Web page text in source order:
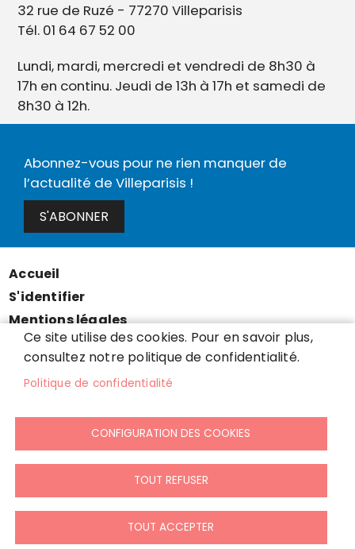
32 rue de Ruzé - 77270 Villeparisis
Tél. 01 64 67 52 00
Lundi, mardi, mercredi et vendredi de 8h30 à
17h en continu. Jeudi de 13h à 17h et samedi de
8h30 à 12h.
Abonnez-vous pour ne rien manquer de
l’actualité de Villeparisis !
S'ABONNER
Menu
Pied
de
page
Accueil
S'identifier
Mentions légales
Données personnelles
Accessibilité : partiellement conforme
Cookies
Ce site utilise des cookies. Pour en savoir plus,
consultez notre politique de confidentialité.
Politique de confidentialité
CONFIGURATION DES COOKIES
TOUT REFUSER
TOUT ACCEPTER